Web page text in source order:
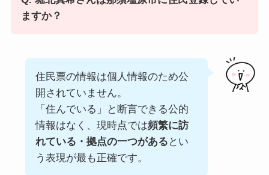
ますか？
住民票の情報は個人情報のため公
開されていません。
「住んでいる」と断言できる公的
情報はなく、現時点では頻繁に訪
れている・拠点の一つがある とい
う表現が最も正確です。